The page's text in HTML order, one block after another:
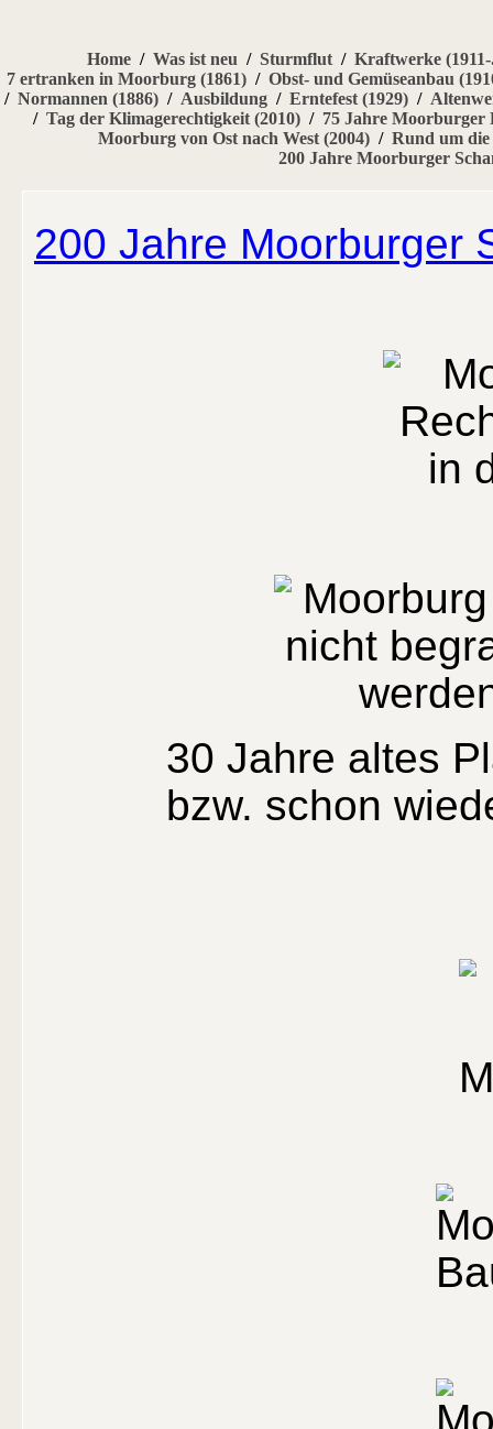
Home / Was ist neu / Sturmflut / Kraftwerke (1911-
7 ertranken in Moorburg (1861) / Obst- und Gemüseanbau
/ Normannen (1886) / Ausbildung / Erntefest (1929) /
/ Tag der Klimagerechtigkeit (2010) / 75 Jahre Moorburger
Moorburg von Ost nach West (2004) / Rund um
200 Jahre Moorburger
200 Jahre Moorburger
30 Jahre altes
bzw. schon